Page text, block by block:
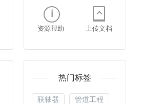
资源帮助 上传文档
热门标签
联轴器 管道工程